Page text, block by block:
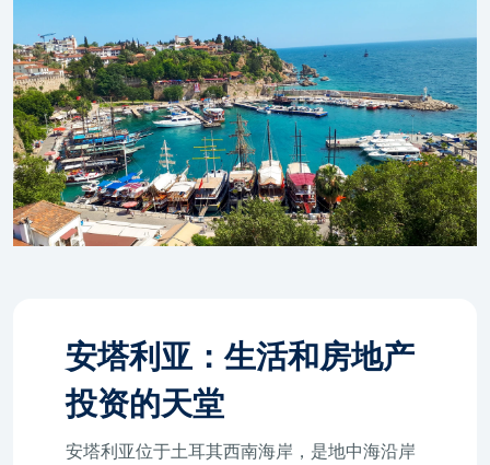
安塔利亚：生活和房地产
投资的天堂
安塔利亚位于土耳其西南海岸，是地中海沿岸